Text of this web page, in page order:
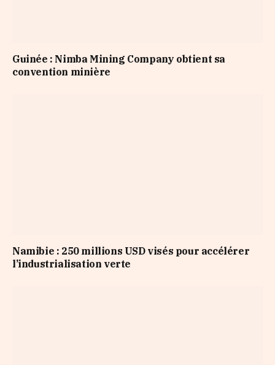
Guinée : Nimba Mining Company obtient sa
convention minière
Namibie : 250 millions USD visés pour accélérer
l’industrialisation verte